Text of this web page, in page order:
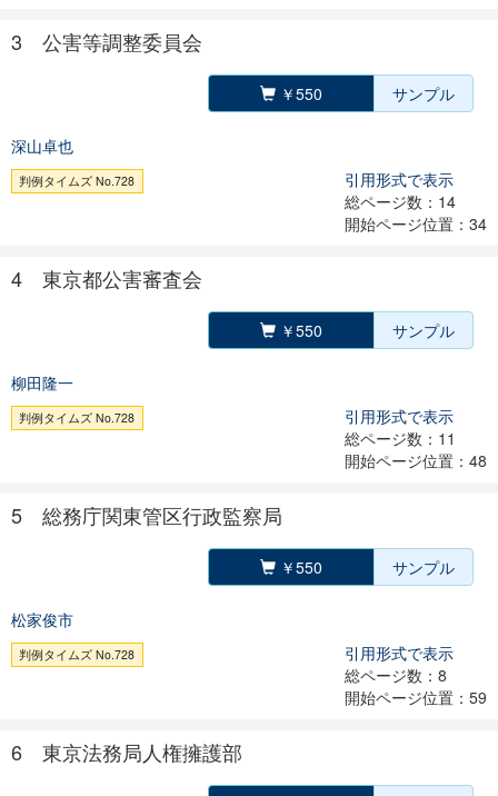
3 公害等調整委員会
￥550 サンプル
深山卓也
判例タイムズ No.728
引用形式で表示
総ページ数：14
開始ページ位置：34
4 東京都公害審査会
￥550 サンプル
柳田隆一
判例タイムズ No.728
引用形式で表示
総ページ数：11
開始ページ位置：48
5 総務庁関東管区行政監察局
￥550 サンプル
松家俊市
判例タイムズ No.728
引用形式で表示
総ページ数：8
開始ページ位置：59
6 東京法務局人権擁護部